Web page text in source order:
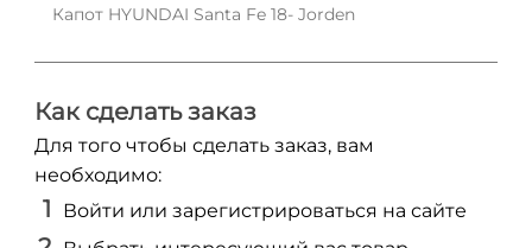
Капот HYUNDAI Santa Fe 18- Jorden
Как сделать заказ
Для того чтобы сделать заказ, вам
необходимо:
Войти или зарегистрироваться на сайте